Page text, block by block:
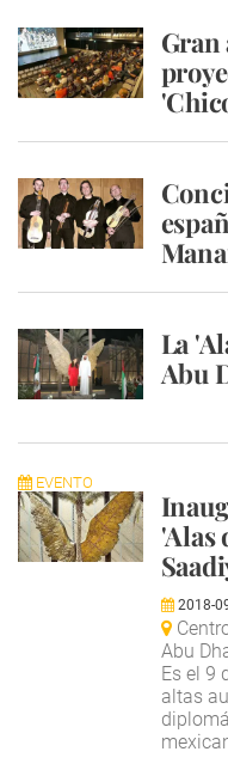
Gran
La
Abu
EVENTO
'Alas
2018-
Abu
Es el 9
altas